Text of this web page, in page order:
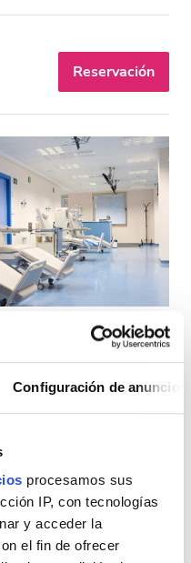
Configuración de anuncios
procesamos sus
IP, con tecnologías
y acceder la
el fin de ofrecer
Reservación
Muy buena
9 Reseñas
9
Reservación